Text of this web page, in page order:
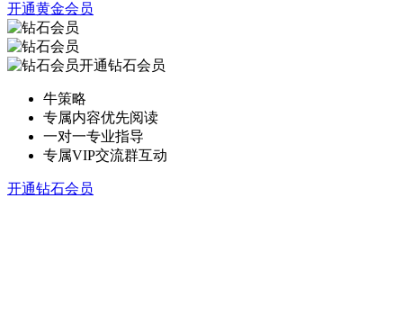
开通黄金会员
开通钻石会员
牛策略
专属内容优先阅读
一对一专业指导
专属VIP交流群互动
开通钻石会员